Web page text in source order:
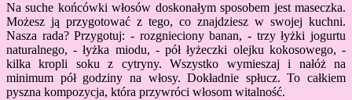
Na suche końcówki włosów doskonałym sposobem jest maseczka.
Możesz ją przygotować z tego, co znajdziesz w swojej kuchni.
Nasza rada? Przygotuj: - rozgnieciony banan, - trzy łyżki jogurtu
naturalnego, - łyżka miodu, - pół łyżeczki olejku kokosowego, -
kilka kropli soku z cytryny. Wszystko wymieszaj i nałóż na
minimum pół godziny na włosy. Dokładnie spłucz. To całkiem
pyszna kompozycja, która przywróci włosom witalność.